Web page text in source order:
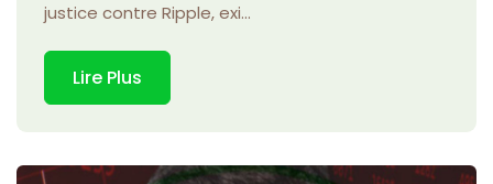
justice contre Ripple, exi...
Lire Plus